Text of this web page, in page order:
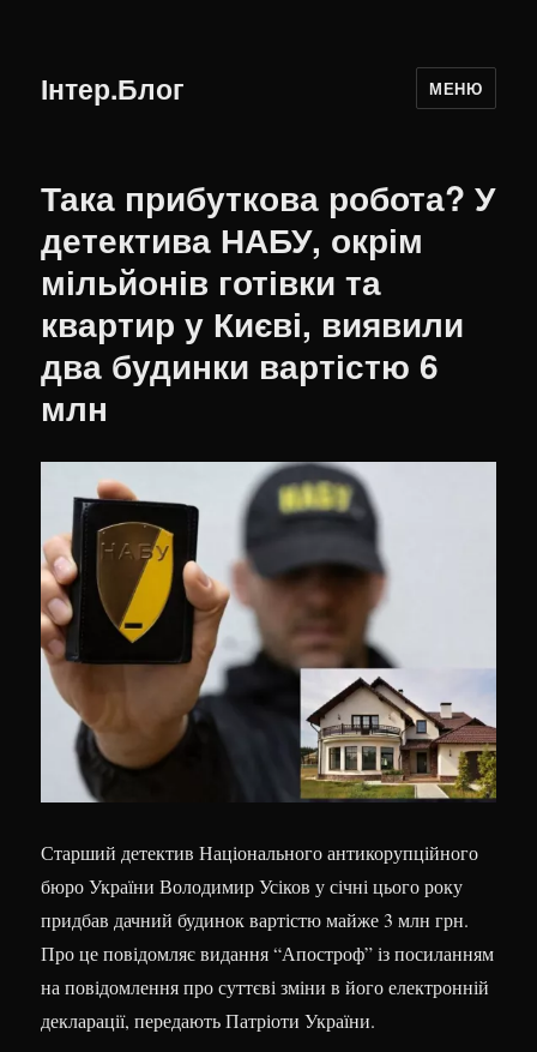
Інтер.Блог МЕНЮ
Така прибуткова робота? У
детектива НАБУ, окрім
мільйонів готівки та
квартир у Києві, виявили
два будинки вартістю 6
млн
Старший детектив Національного антикорупційного
бюро України Володимир Усіков у січні цього року
придбав дачний будинок вартістю майже 3 млн грн.
Про це повідомляє видання “Апостроф” із посиланням
на повідомлення про суттєві зміни в його електронній
декларації, передають Патріоти України.